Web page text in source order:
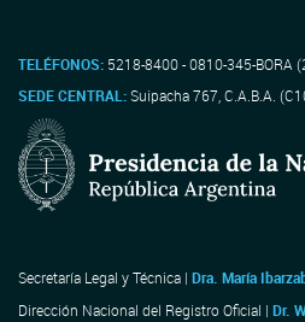
TELÉFONOS: 5218-8400 - 0810-345-BORA
SEDE CENTRAL:Suipacha 767, C.A.B.A.
Secretaría Legal y Técnica | Dra. María
Dirección Nacional del Registro Oficial | Dr.